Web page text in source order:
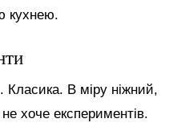
кухнею.
В міру ніжний,
хоче експериментів.